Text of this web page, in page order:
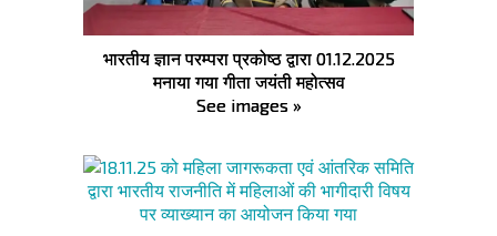
भारतीय ज्ञान परम्परा प्रकोष्ठ द्वारा 01.12.2025
मनाया गया गीता जयंती महोत्सव
See images »